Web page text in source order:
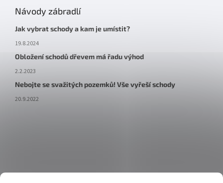
Návody zábradlí
Jak vybrat schody a kam je umístit?
19.8.2024
Obložení schodů dřevem má řadu výhod
2.2.2023
Nebojte se svažitých pozemků! Vše vyřeší schody
20.9.2022